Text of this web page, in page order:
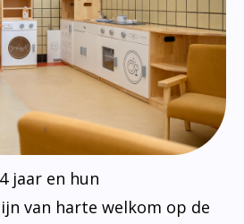
jaar en hun
van harte welkom op de